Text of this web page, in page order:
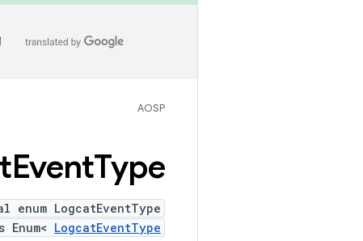
AOSP
EventType
LogcatEventType
Enum< LogcatEventType